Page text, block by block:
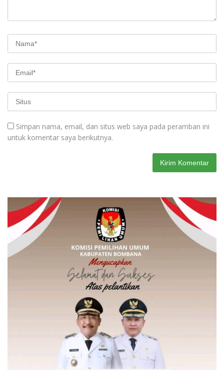
Simpan nama, email, dan situs web saya pada peramban ini
untuk komentar saya berikutnya.